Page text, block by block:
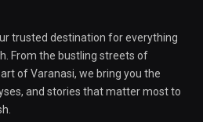
trusted destination for everything
From the bustling streets of
of Varanasi, we bring you the
and stories that matter most to